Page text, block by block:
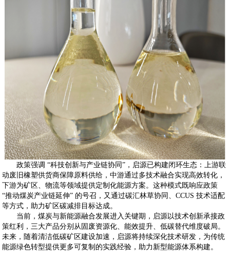
政策强调 “科技创新与产业链协同”，启源已构建闭环生态：上游联
动废旧橡塑供货商保障原料供给，中游通过多技术融合实现高效转化，
下游为矿区、物流等领域提供定制化能源方案。这种模式既响应政策
“推动煤炭产业链延伸” 的号召，又通过碳汇林草协同、CCUS 技术适配
等方式，助力矿区碳减排目标达成。
当前，煤炭与新能源融合发展进入关键期，启源以技术创新承接政
策红利，三大产品分别从固废资源化、能效提升、低碳替代维度破局。
未来，随着清洁低碳矿区建设加速，启源将持续深化技术研发，为传统
能源绿色转型提供更多可复制的实践经验，助力新型能源体系构建。